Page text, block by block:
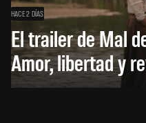
HACE 2 DÍAS
El trailer de Mal
Amor, libertad y